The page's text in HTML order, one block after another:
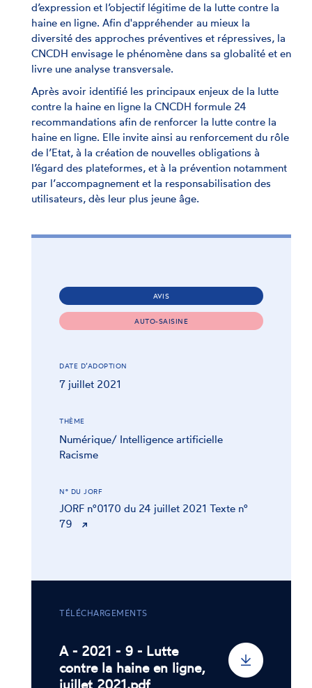
d’expression et l’objectif légitime de la lutte contre la
haine en ligne. Afin d'appréhender au mieux la
diversité des approches préventives et répressives, la
CNCDH envisage le phénomène dans sa globalité et en
livre une analyse transversale.
Après avoir identifié les principaux enjeux de la lutte
contre la haine en ligne la CNCDH formule 24
recommandations afin de renforcer la lutte contre la
haine en ligne. Elle invite ainsi au renforcement du rôle
de l’Etat, à la création de nouvelles obligations à
l’égard des plateformes, et à la prévention notamment
par l’accompagnement et la responsabilisation des
utilisateurs, dès leur plus jeune âge.
AVIS
AUTO-SAISINE
DATE D’ADOPTION
7 juillet 2021
THÈME
Numérique/ Intelligence artificielle
Racisme
N° DU JORF
JORF n°0170 du 24 juillet 2021 Texte n°
79
TÉLÉCHARGEMENTS
A - 2021 - 9 - Lutte
contre la haine en ligne,
juillet 2021.pdf